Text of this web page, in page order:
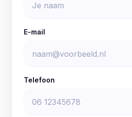
E-mail
Telefoon